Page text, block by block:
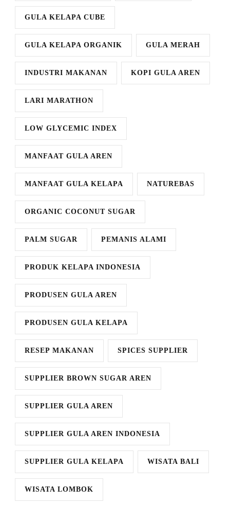
GULA KELAPA CUBE
GULA KELAPA ORGANIK GULA MERAH
INDUSTRI MAKANAN KOPI GULA AREN
LARI MARATHON
LOW GLYCEMIC INDEX
MANFAAT GULA AREN
MANFAAT GULA KELAPA NATUREBAS
ORGANIC COCONUT SUGAR
PALM SUGAR PEMANIS ALAMI
PRODUK KELAPA INDONESIA
PRODUSEN GULA AREN
PRODUSEN GULA KELAPA
RESEP MAKANAN SPICES SUPPLIER
SUPPLIER BROWN SUGAR AREN
SUPPLIER GULA AREN
SUPPLIER GULA AREN INDONESIA
SUPPLIER GULA KELAPA WISATA BALI
WISATA LOMBOK